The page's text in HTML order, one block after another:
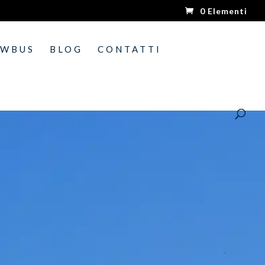
0 Elementi
BLOG CONTATTI